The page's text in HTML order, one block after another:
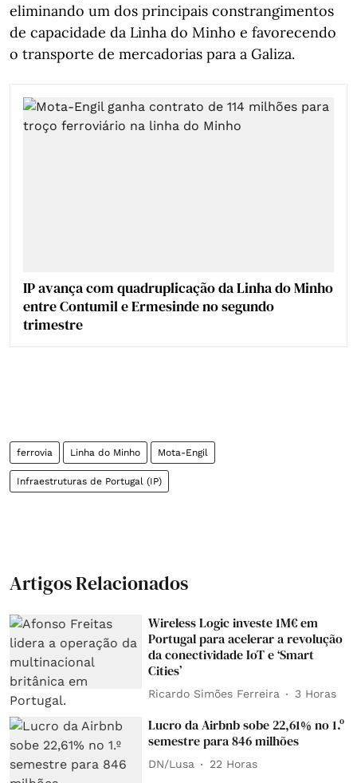
eliminando um dos principais constrangimentos
de capacidade da Linha do Minho e favorecendo
o transporte de mercadorias para a Galiza.
IP avança com quadruplicação da Linha do Minho
entre Contumil e Ermesinde no segundo
trimestre
ferrovia Linha do Minho Mota-Engil
Infraestruturas de Portugal (IP)
Artigos Relacionados
Wireless Logic investe 1M€ em
Portugal para acelerar a revolução
da conectividade IoT e ‘Smart
Cities’
Ricardo Simões Ferreira 3 Horas
Lucro da Airbnb sobe 22,61% no 1.º
semestre para 846 milhões
DN/Lusa 22 Horas